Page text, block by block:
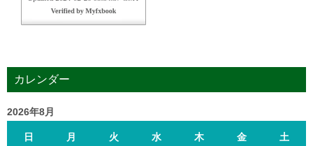
カレンダー
2026年8月
日 月 火 水 木 金 土